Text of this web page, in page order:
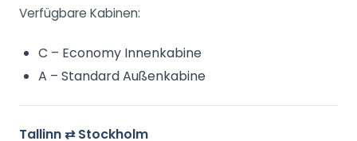
Verfügbare Kabinen:
C – Economy Innenkabine
A – Standard Außenkabine
Tallinn ⇄ Stockholm